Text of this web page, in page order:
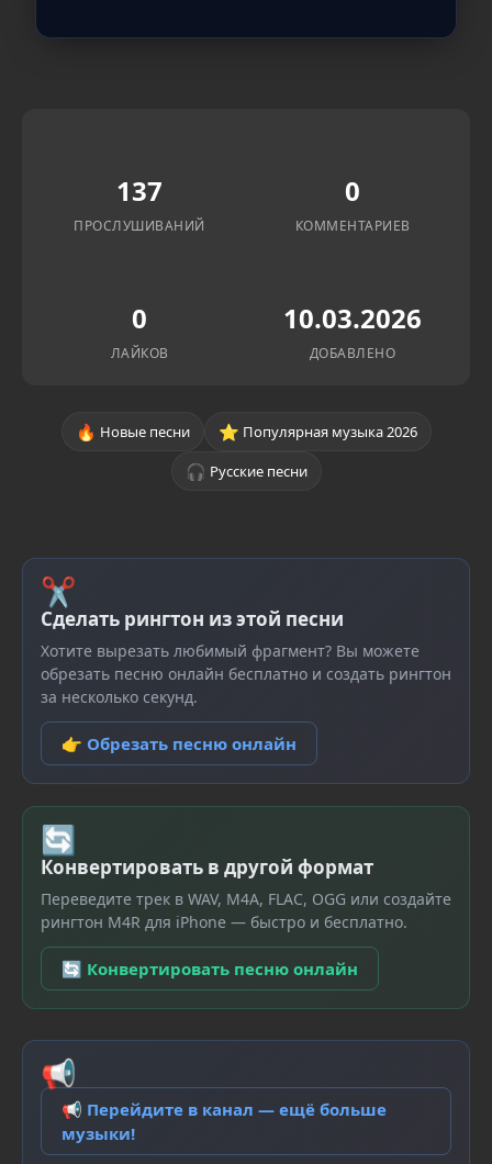
137
ПРОСЛУШИВАНИЙ
0
КОММЕНТАРИЕВ
0
ЛАЙКОВ
10.03.2026
ДОБАВЛЕНО
🔥 Новые песни ⭐ Популярная музыка 2026
🎧 Русские песни
✂
Сделать рингтон из этой песни
Хотите вырезать любимый фрагмент? Вы можете
обрезать песню онлайн бесплатно и создать рингтон
за несколько секунд.
👉 Обрезать песню онлайн
🔄
Конвертировать в другой формат
Переведите трек в WAV, M4A, FLAC, OGG или создайте
рингтон M4R для iPhone — быстро и бесплатно.
🔄 Конвертировать песню онлайн
📢
📢 Перейдите в канал — ещё больше
музыки!